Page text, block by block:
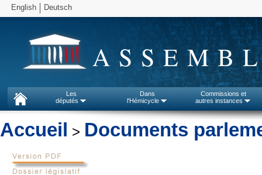
English Deutsch
Les
députés
Dans
l'Hémicycle
Commissions et
autres instances
Accueil > Documents